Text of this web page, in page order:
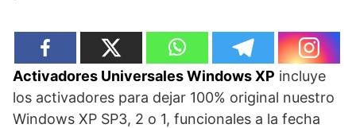
Activadores Universales Windows XP incluye
los activadores para dejar 100% original nuestro
Windows XP SP3, 2 o 1, funcionales a la fecha